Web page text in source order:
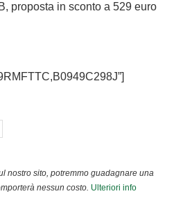
proposta in sconto a 529 euro
nostro sito, potremmo guadagnare una
nessun costo. Ulteriori info